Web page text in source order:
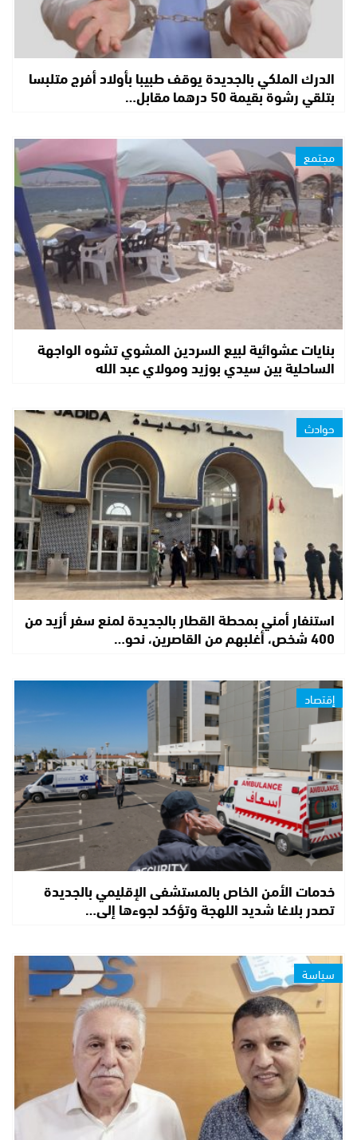
الدرك الملكي بالجديدة يوقف طبيبا بأولاد أفرج متلبسا
بتلقي رشوة بقيمة 50 درهما مقابل…
مجتمع
بنايات عشوائية لبيع السردين المشوي تشوه الواجهة
الساحلية بين سيدي بوزيد ومولاي عبد الله
حوادث
استنفار أمني بمحطة القطار بالجديدة لمنع سفر أزيد من
400 شخص، أغلبهم من القاصرين، نحو…
إقتصاد
خدمات الأمن الخاص بالمستشفى الإقليمي بالجديدة
تصدر بلاغا شديد اللهجة وتؤكد لجوءها إلى…
سياسة